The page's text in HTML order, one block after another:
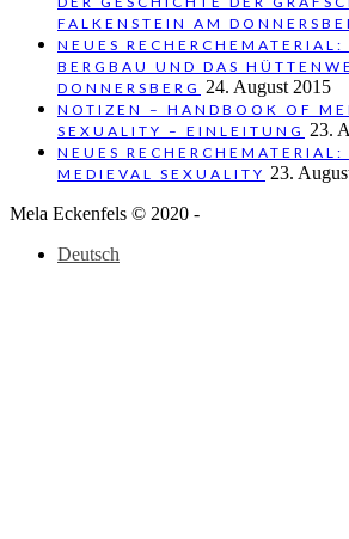
FALKENSTEIN AM
NEUES RECHERCHEMATERIAL:
BERGBAU UND DAS
DONNERSBERG 24. August 2015
NOTIZEN – HANDBOOK OF
SEXUALITY – EINLEITUNG 23.
NEUES
MEDIEVAL SEXUALITY 23.
Mela Eckenfels © 2020 -
Deutsch